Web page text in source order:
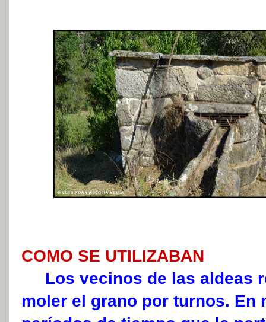
COMO SE UTILIZABAN
Los vecinos de las aldeas
moler el grano por turnos. En